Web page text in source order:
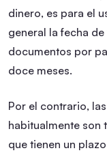
dinero, es para el
general la fecha
documentos por
doce meses.
Por el contrario,
habitualmente son
que tienen un